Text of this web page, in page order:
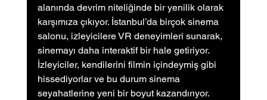
alanında devrim niteliğinde bir yenilik olarak
karşımıza çıkıyor. İstanbul’da birçok sinema
salonu, izleyicilere VR deneyimleri sunarak,
sinemayı daha interaktif bir hale getiriyor.
İzleyiciler, kendilerini filmin içindeymiş gibi
hissediyorlar ve bu durum sinema
seyahatlerine yeni bir boyut kazandırıyor.